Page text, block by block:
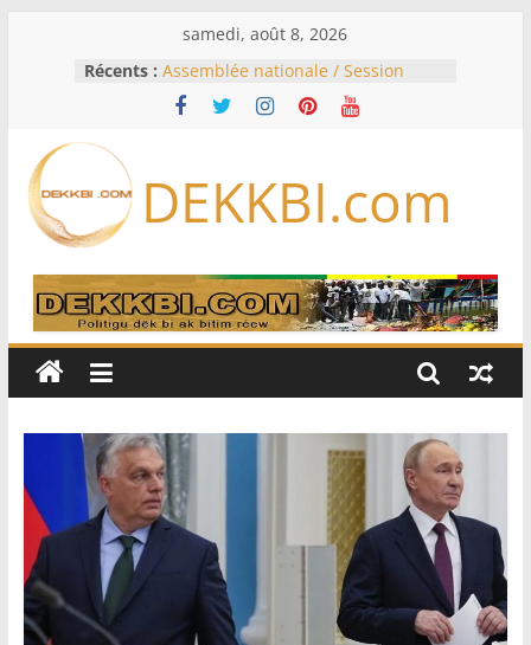
samedi, août 8, 2026
Récents : Assemblée nationale / Session
extraordinaire: Six commissions
d’enquête à l’ordre du jour ce lundi
Bénin: Patrice Talon élu président
du Sénat, moins de trois mois
Pakistan et la Turquie signent un
accord de défense
RD Congo: Kinshasa interdit les
exportations de cuivre et de cobalt
production
DEKKBI.com